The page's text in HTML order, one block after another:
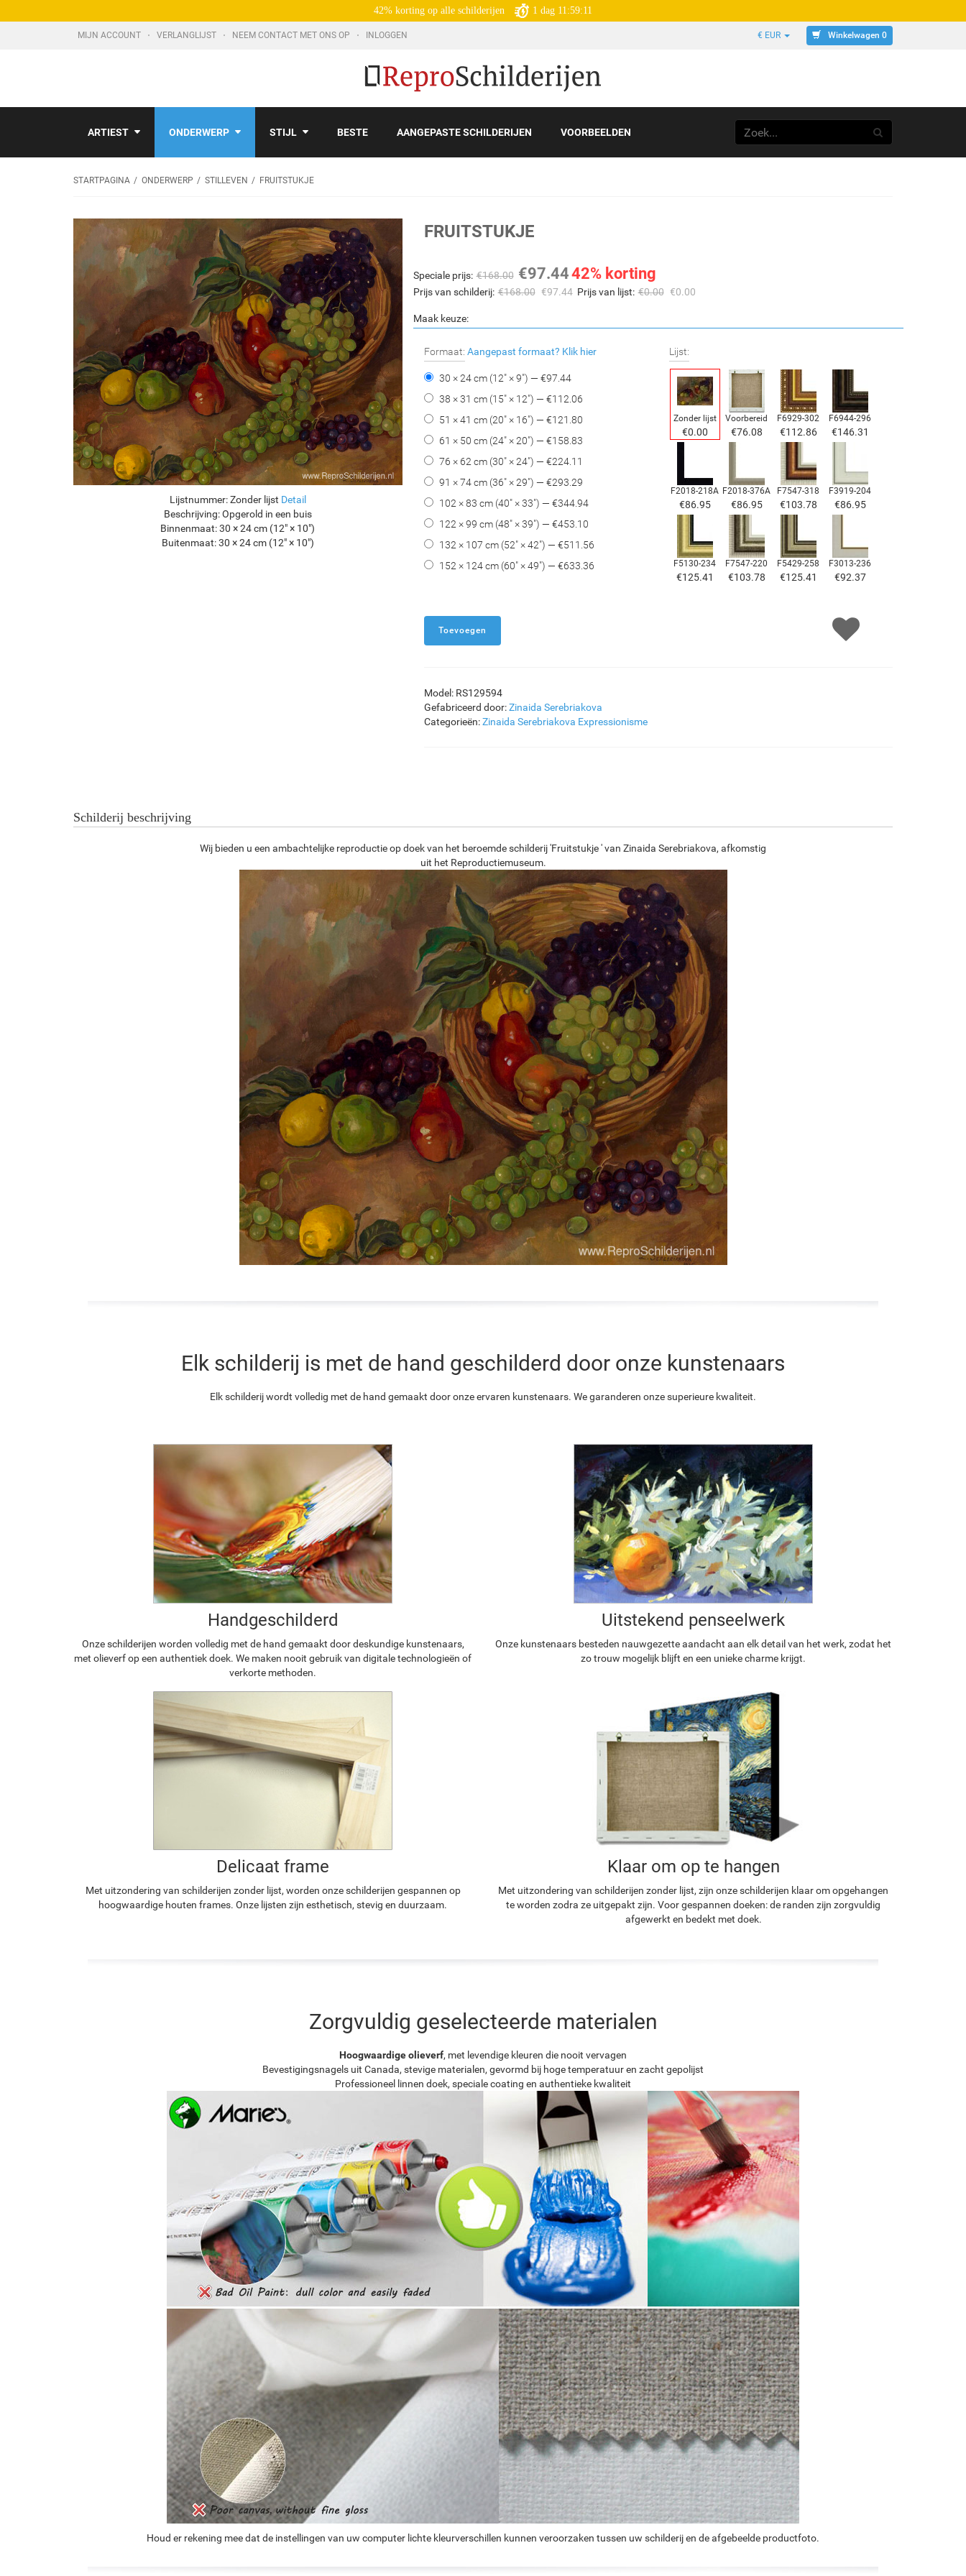
42% korting op alle schilderijen 1 dag 11:59:10
MIJN ACCOUNT VERLANGLIJST NEEM CONTACT MET ONS OP INLOGGEN € EUR Winkelwagen 0
ARTIEST ONDERWERP STIJL BESTE AANGEPASTE SCHILDERIJEN VOORBEELDEN
STARTPAGINA ONDERWERP STILLEVEN FRUITSTUKJE
Lijstnummer: Zonder lijst Detail
Beschrijving: Opgerold in een buis
Binnenmaat: 30 × 24 cm (12" × 10")
Buitenmaat: 30 × 24 cm (12" × 10")
FRUITSTUKJE
Speciale prijs: €168.00 €97.4442% korting
Prijs van schilderij: €168.00 €97.44 Prijs van lijst: €0.00 €0.00
Maak keuze:
Formaat: Aangepast formaat? Klik hier
30 × 24 cm (12" × 9") — €97.44
38 × 31 cm (15" × 12") — €112.06
51 × 41 cm (20" × 16") — €121.80
61 × 50 cm (24" × 20") — €158.83
76 × 62 cm (30" × 24") — €224.11
91 × 74 cm (36" × 29") — €293.29
102 × 83 cm (40" × 33") — €344.94
122 × 99 cm (48" × 39") — €453.10
132 × 107 cm (52" × 42") — €511.56
152 × 124 cm (60" × 49") — €633.36
Lijst:
Zonder lijst
€0.00
Voorbereid
€76.08
F6929-302
€112.86
F6944-296
€146.31
F2018-218A
€86.95
F2018-376A
€86.95
F7547-318
€103.78
F3919-204
€86.95
F5130-234
€125.41
F7547-220
€103.78
F5429-258
€125.41
F3013-236
€92.37
F7034-298
F2833-204
€103.67
Model: RS129594
Gefabriceerd door:Zinaida Serebriakova
Categorieën:Zinaida Serebriakova Expressionisme
Schilderij beschrijving
Wij bieden u een ambachtelijke reproductie op doek van het beroemde schilderij 'Fruitstukje ' van Zinaida Serebriakova, afkomstig
uit het Reproductiemuseum.
Elk schilderij is met de hand geschilderd door onze kunstenaars
Elk schilderij wordt volledig met de hand gemaakt door onze ervaren kunstenaars. We garanderen onze superieure kwaliteit.
Handgeschilderd
Onze schilderijen worden volledig met de hand gemaakt door deskundige kunstenaars,
met olieverf op een authentiek doek. We maken nooit gebruik van digitale technologieën of
verkorte methoden.
Uitstekend penseelwerk
Onze kunstenaars besteden nauwgezette aandacht aan elk detail van het werk, zodat het
zo trouw mogelijk blijft en een unieke charme krijgt.
Delicaat frame
Met uitzondering van schilderijen zonder lijst, worden onze schilderijen gespannen op
hoogwaardige houten frames. Onze lijsten zijn esthetisch, stevig en duurzaam.
Klaar om op te hangen
Met uitzondering van schilderijen zonder lijst, zijn onze schilderijen klaar om opgehangen
te worden zodra ze uitgepakt zijn. Voor gespannen doeken: de randen zijn zorgvuldig
afgewerkt en bedekt met doek.
Zorgvuldig geselecteerde materialen
Hoogwaardige olieverf, met levendige kleuren die nooit vervagen
Bevestigingsnagels uit Canada, stevige materialen, gevormd bij hoge temperatuur en zacht gepolijst
Professioneel linnen doek, speciale coating en authentieke kwaliteit
Houd er rekening mee dat de instellingen van uw computer lichte kleurverschillen kunnen veroorzaken tussen uw schilderij en de afgebeelde productfoto.